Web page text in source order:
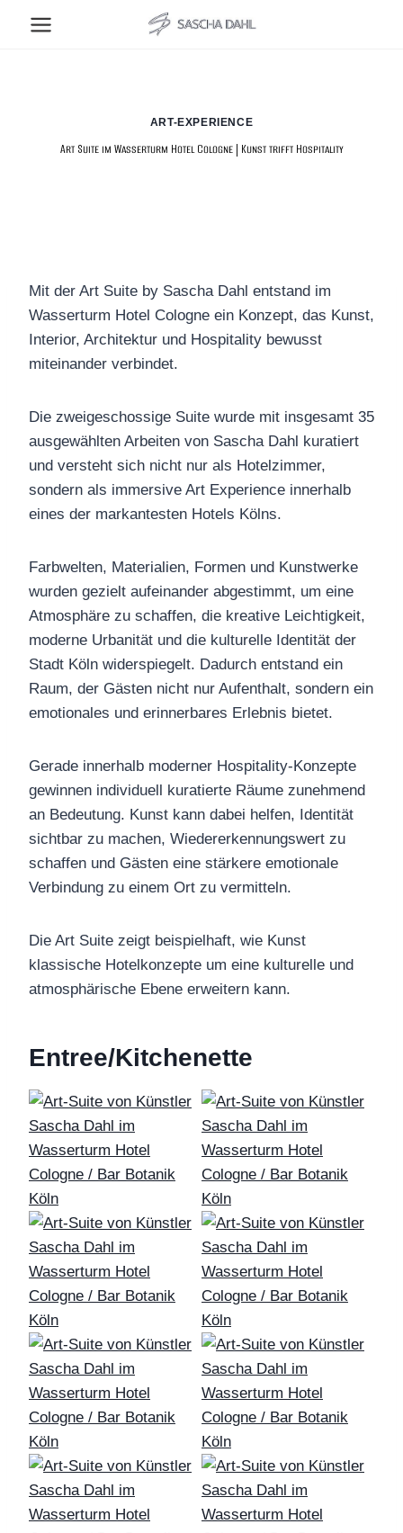
Inhalt
ART-EXPERIENCE
Art Suite im Wasserturm Hotel Cologne | Kunst trifft Hospitality
Mit der Art Suite by Sascha Dahl entstand im
Wasserturm Hotel Cologne ein Konzept, das Kunst,
Interior, Architektur und Hospitality bewusst
miteinander verbindet.
Die zweigeschossige Suite wurde mit insgesamt 35
ausgewählten Arbeiten von Sascha Dahl kuratiert
und versteht sich nicht nur als Hotelzimmer,
sondern als immersive Art Experience innerhalb
eines der markantesten Hotels Kölns.
Farbwelten, Materialien, Formen und Kunstwerke
wurden gezielt aufeinander abgestimmt, um eine
Atmosphäre zu schaffen, die kreative Leichtigkeit,
moderne Urbanität und die kulturelle Identität der
Stadt Köln widerspiegelt. Dadurch entstand ein
Raum, der Gästen nicht nur Aufenthalt, sondern ein
emotionales und erinnerbares Erlebnis bietet.
Gerade innerhalb moderner Hospitality-Konzepte
gewinnen individuell kuratierte Räume zunehmend
an Bedeutung. Kunst kann dabei helfen, Identität
sichtbar zu machen, Wiedererkennungswert zu
schaffen und Gästen eine stärkere emotionale
Verbindung zu einem Ort zu vermitteln.
Die Art Suite zeigt beispielhaft, wie Kunst
klassische Hotelkonzepte um eine kulturelle und
atmosphärische Ebene erweitern kann.
Entree/Kitchenette